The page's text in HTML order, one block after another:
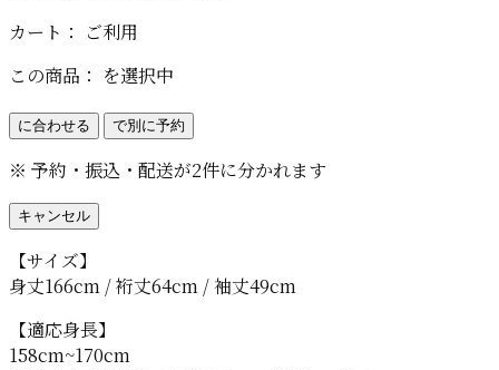
カート：
ご利用
この商品： を選択中
に合わせる で別に予約
※ 予約・振込・配送が2件に分かれます
キャンセル
【サイズ】
身丈166cm / 裄丈64cm / 袖丈49cm
【適応身長】
158cm~170cm